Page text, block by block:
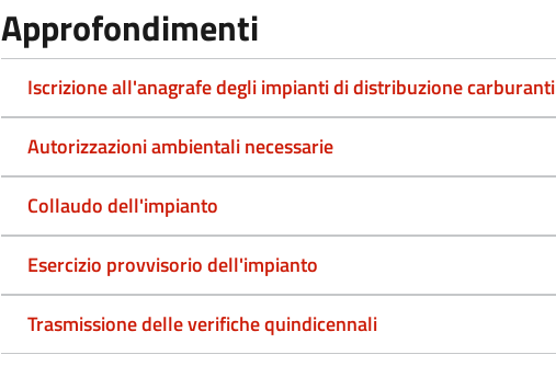
Approfondimenti
Iscrizione all'anagrafe degli impianti di distribuzione carburanti
Autorizzazioni ambientali necessarie
Collaudo dell'impianto
Esercizio provvisorio dell'impianto
Trasmissione delle verifiche quindicennali